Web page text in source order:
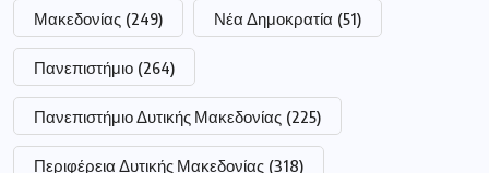
Μακεδονίας (249) Νέα Δημοκρατία (51)
Πανεπιστήμιο (264)
Πανεπιστήμιο Δυτικής Μακεδονίας (225)
Περιφέρεια Δυτικής Μακεδονίας (318)